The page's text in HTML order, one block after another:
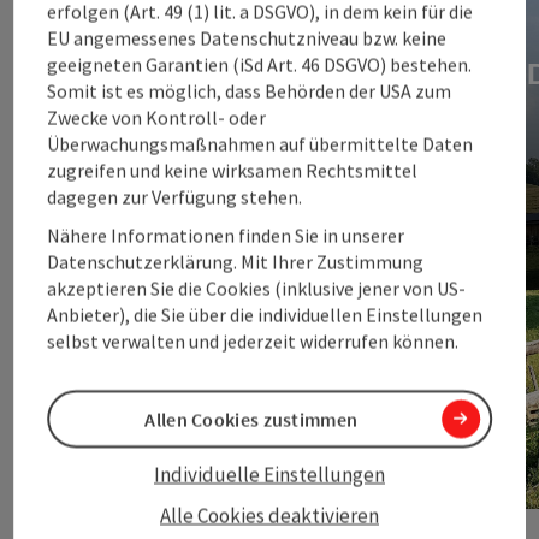
12 coole Touren für Biker
erfolgen (Art. 49 (1) lit. a DSGVO), in dem kein für die
EU angemessenes Datenschutzniveau bzw. keine
geeigneten Garantien (iSd Art. 46 DSGVO) bestehen.
Somit ist es möglich, dass Behörden der USA zum
Zwecke von Kontroll- oder
Überwachungsmaßnahmen auf übermittelte Daten
zugreifen und keine wirksamen Rechtsmittel
dagegen zur Verfügung stehen.
Nähere Informationen finden Sie in unserer
Datenschutzerklärung. Mit Ihrer Zustimmung
akzeptieren Sie die Cookies (inklusive jener von US-
Anbieter), die Sie über die individuellen Einstellungen
selbst verwalten und jederzeit widerrufen können.
Alle Cookies deaktivieren
Individuelle Einstellungen
Allen Cookies zustimmen